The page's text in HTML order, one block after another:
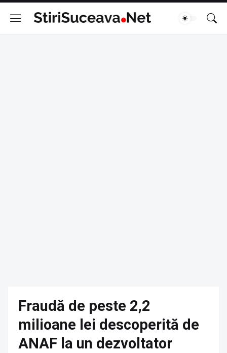
Fraudă de peste 2,2
milioane lei descoperită de
ANAF la un dezvoltator